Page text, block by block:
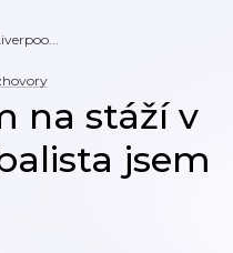
na stáží v
jsem